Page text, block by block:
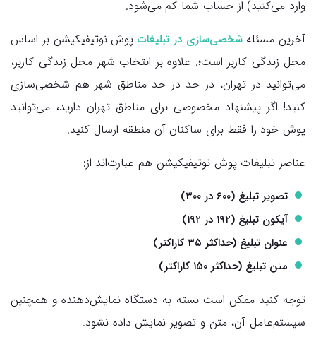
وارد می‌کنید) از حساب شما کم می‌شود.
آخرین مسئلهشخصی‌سازی در تبلیغات پوش نوتیفیکیشن بر اساس
محل زندگی کاربر است؛. علاوه بر انتخاب شهر محل زندگی کاربر،
می‌توانید در تهران، در حد در حد مناطق شهر هم شخصی‌سازی
کنید! اگر پیشنهاد مخصوصی برای مناطق تهران دارید، می‌توانید
پوش خود را فقط برای ساکنان آن منطقه ارسال کنید.
عناصر تبلیغات پوش نوتیفیکیشن هم عبارت‌اند از:
تصویر تبلیغ (۶۰۰ در ۳۰۰)
آیکون تبلیغ (۱۹۲ در ۱۹۲)
عنوان تبلیغ (حداکثر ۳۵ کاراکتر)
متن تبلیغ (حداکثر ۱۵۰ کاراکتر)
توجه کنید ممکن است بسته به دستگاه نمایش‌دهنده و همچنین
سیستم‌عامل آن، متن و تصویر نمایش داده نشود.